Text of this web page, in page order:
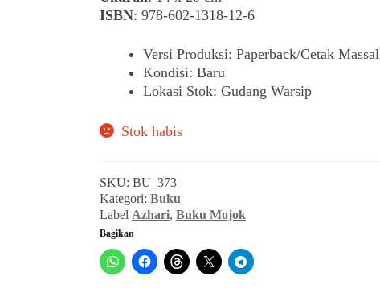
ISBN: 978-602-1318-12-6
Versi Produksi: Paperback/Cetak Massal
Kondisi: Baru
Lokasi Stok: Gudang Warsip
Stok habis
SKU: BU_373
Kategori: Buku
Label Azhari, Buku Mojok
Bagikan